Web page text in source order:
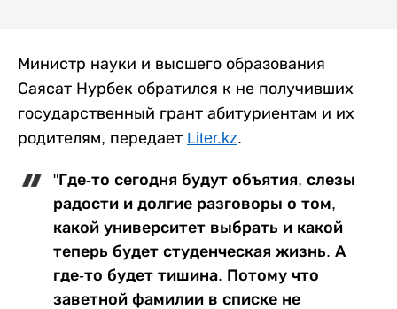
Министр науки и высшего образования
Саясат Нурбек обратился к не получивших
государственный грант абитуриентам и их
родителям, передает Liter.kz.
"Где-то сегодня будут объятия, слезы
радости и долгие разговоры о том,
какой университет выбрать и какой
теперь будет студенческая жизнь. А
где-то будет тишина. Потому что
заветной фамилии в списке не